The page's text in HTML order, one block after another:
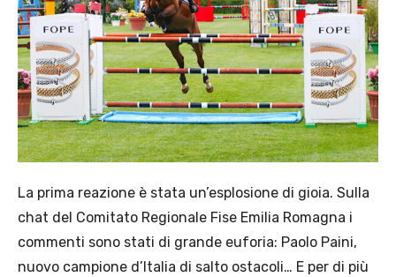
La prima reazione è stata un’esplosione di gioia. Sulla
chat del Comitato Regionale Fise Emilia Romagna i
commenti sono stati di grande euforia: Paolo Paini,
nuovo campione d’Italia di salto ostacoli… E per di più